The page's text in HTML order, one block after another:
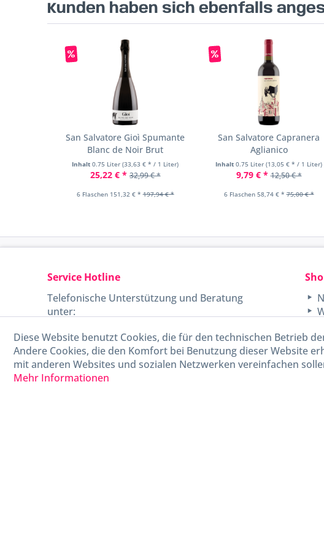
Kunden haben sich ebenfalls
San Salvatore Gioì Spumante
Blanc de Noir Brut
Inhalt0.75 Liter(33,63 € * / 1 Liter)
25,22 € * 32,99 € *
6 Flaschen 151,32 € * 197,94 € *
San Salvatore Capranera
Aglianico
Inhalt0.75 Liter(13,05 € * / 1 Liter)
9,79 € * 12,50 € *
6 Flaschen 58,74 € * 75,00 € *
Service Hotline
Telefonische Unterstützung und Beratung
unter:
040-880 99 770
Mo-Fr, 09:00 - 15:00 Uhr
Diese Website benutzt Cookies, die für den technischen Betrieb
Andere Cookies, die den Komfort bei Benutzung dieser Website
mit anderen Websites und sozialen Netzwerken vereinfachen
Mehr Informationen